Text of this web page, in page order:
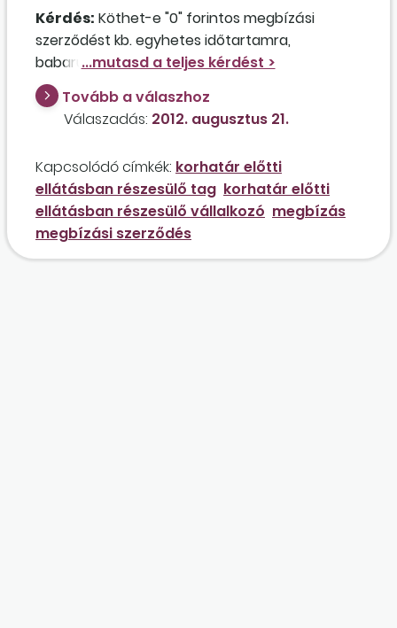
Kérdés: Köthet-e "0" forintos megbízási
szerződést kb. egyhetes időtartamra,
babaruhák tervezésére a korhatár előtti
ellátásban részesülő tagjával egy
babaruhagyártással foglalkozó kft.? Az egy
hétre jutó egészségügyi szolgáltatási járulékot
magánszemélynek? A tag kisebbségi
tulajdonos a társaságban, és nem vezető
tisztségviselő.
Tovább a válaszhoz
Válaszadás: 2012. augusztus 21.
Kapcsolódó címkék: korhatár előtti
ellátásban részesülő tag korhatár előtti
ellátásban részesülő vállalkozó megbízás
megbízási szerződés